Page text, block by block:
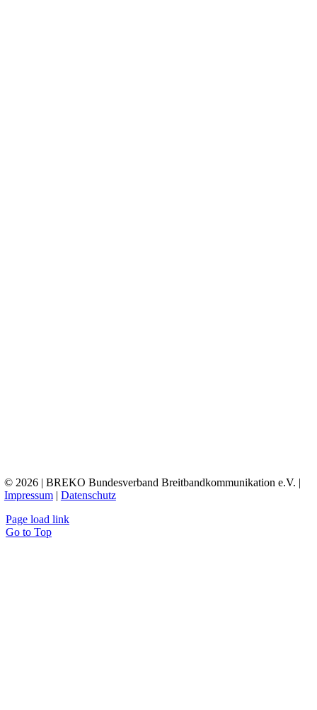
© 2026 | BREKO Bundesverband Breitbandkommunikation e.V. |
Impressum| Datenschutz
Page load link
Go to Top